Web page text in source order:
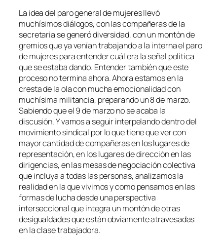
La idea del paro general de mujeres llevó
muchísimos diálogos, con las compañeras de la
secretaria se generó diversidad, con un montón de
gremios que ya venían trabajando a la interna el paro
de mujeres para entender cuál era la señal política
que se estaba dando. Entender también que este
proceso no termina ahora. Ahora estamos en la
cresta de la ola con mucha emocionalidad con
muchísima militancia, preparando un 8 de marzo.
Sabiendo que el 9 de marzo no se acaba la
discusión. Y vamos a seguir interpelando dentro del
movimiento sindical por lo que tiene que ver con
mayor cantidad de compañeras en los lugares de
representación, en los lugares de dirección en las
dirigencias, en las mesas de negociación colectiva
que incluya a todas las personas, analizamos la
realidad en la que vivimos y como pensamos en las
formas de lucha desde una perspectiva
interseccional que integra un montón de otras
desigualdades que están obviamente atravesadas
en la clase trabajadora.